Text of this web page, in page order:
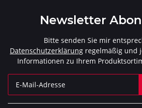
Newsletter
Bitte senden Sie mir
Datenschutzerklärung regelmäßig und
Informationen zu Ihrem